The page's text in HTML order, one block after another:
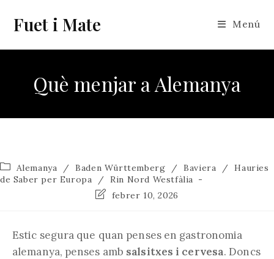
contingut
Fuet i Mate Menú
Què menjar a Alemanya
Categoria
de
Alemanya / Baden Württemberg / Baviera / Hauries
de Saber per Europa
/ Rin Nord Westfàlia
Últimafebrer 10, 2026
Estic segura que quan penses en gastronomia
alemanya, penses amb salsitxes i cervesa. Doncs